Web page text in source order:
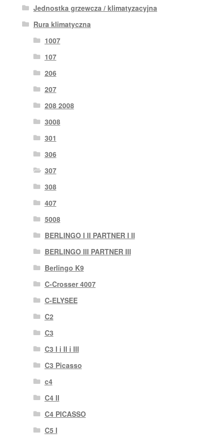
Jednostka grzewcza / klimatyzacyjna
Rura klimatyczna
1007
107
206
207
208 2008
3008
301
306
307
308
407
5008
BERLINGO I II PARTNER I II
BERLINGO III PARTNER III
Berlingo K9
C-Crosser 4007
C-ELYSEE
C2
C3
C3 I i II i III
C3 Picasso
c4
C4 II
C4 PICASSO
C5 I